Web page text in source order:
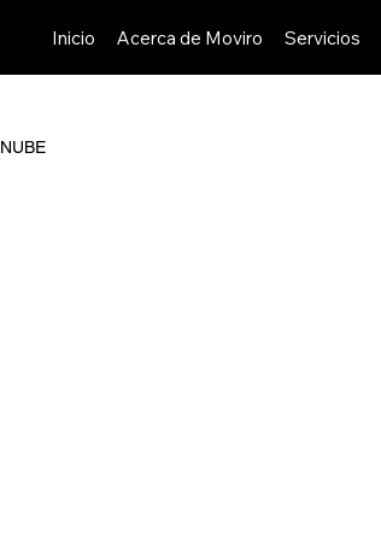
Inicio Acerca de Moviro Servicios
NUBE